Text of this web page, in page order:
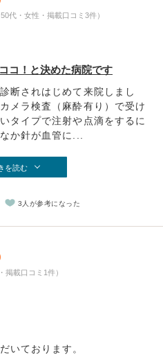
代・女性・掲載口コミ3件）
コ！と決めた病院です
断されはじめて来院しまし
メラ検査（麻酔有り）で受け
タイプで注射や点滴をするに
か針が血管に...
を読む
3人が参考になった
掲載口コミ1件）
いております。